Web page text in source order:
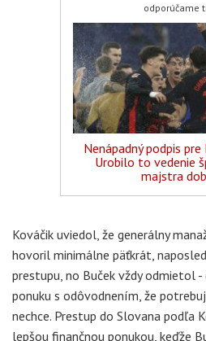
odporúčame
Nenápadný podpis pre
Urobilo to vedenie
majstra
Kováčik uviedol, že generálny
hovoril minimálne päťkrát,
prestupu, no Buček vždy odmietol
ponuku s odôvodnením, že
nechce. Prestup do Slovana podľa
lepšou finančnou ponukou, keďže